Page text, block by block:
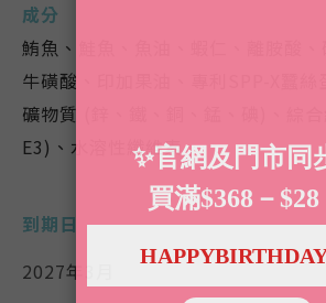
成分
鮪魚、鮭魚、魚油、蝦仁、離胺酸、
牛磺酸、印加果油、專利SPP-X蠶
礦物質 (鋅、鐵、銅、錳、碘)、綜合
E3)、水溶性纖維素
到期日
2027年3月